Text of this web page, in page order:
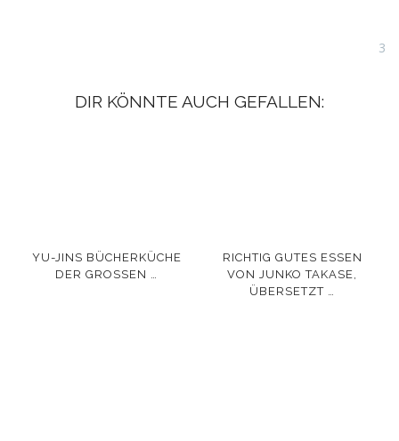
3
DIR KÖNNTE AUCH GEFALLEN:
YU-JINS BÜCHERKÜCHE
DER GROSSEN …
RICHTIG GUTES ESSEN
VON JUNKO TAKASE,
ÜBERSETZT …